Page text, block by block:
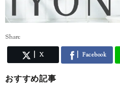
Share
X Facebook
おすすめ記事